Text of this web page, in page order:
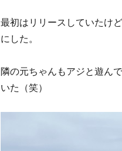
最初はリリースしていたけ
にした。
隣の元ちゃんもアジと遊ん
いた（笑）